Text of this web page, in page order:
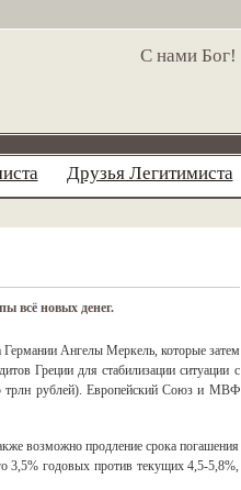
С нами Бог!
Друзья Легитимиста
всё новых денег.
Германии Ангелы Меркель, которые затем
Греции для стабилизации ситуации с
трлн рублей). Европейский Союз и МВФ
возможно продление срока погашения
3,5% годовых против текущих 4,5-5,8%,